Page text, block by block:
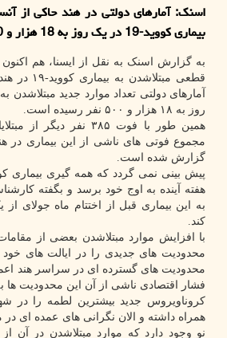
اسنك: آمارهای دولتی در هند حاكی از
بیماری كووید-19 در یك روز به 18 هزار و 500 مورد رسیده است.
قطعی
آمارهای دولتی تعداد موارد جدید مبتلاشدن
روز به ۱۸ هزار و ۵۰۰ نفر رسیده است.
گزارش شده است.
هفته آینده به اوج خود برسد و بگفته
به این بیماری قبل از اختتام ماه جولای
کند.
با افزایش موارد مبتلاشدن بعضی از
محدودیت های جدیدی را در ایالت های خود
محدودیت های گسترده ای در سراسر هند
فشار اقتصادی ناشی از آن این محدودیت ها
کروناویروس جدید بیشترین لطمه را در
همراه داشته و الان نگرانی های عمده ای
نو وجود دارد که موارد مبتلاشدن در آن